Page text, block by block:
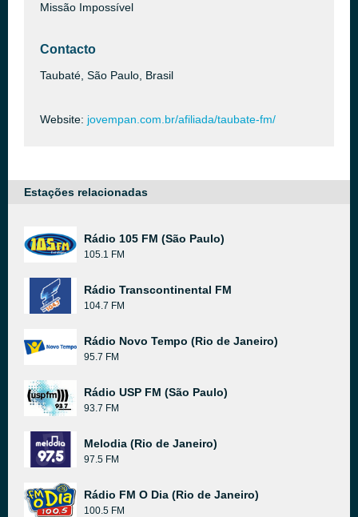
Missão Impossível
Contacto
Taubaté, São Paulo, Brasil
Website: jovempan.com.br/afiliada/taubate-fm/
Estações relacionadas
Rádio 105 FM (São Paulo)
105.1 FM
Rádio Transcontinental FM
104.7 FM
Rádio Novo Tempo (Rio de Janeiro)
95.7 FM
Rádio USP FM (São Paulo)
93.7 FM
Melodia (Rio de Janeiro)
97.5 FM
Rádio FM O Dia (Rio de Janeiro)
100.5 FM